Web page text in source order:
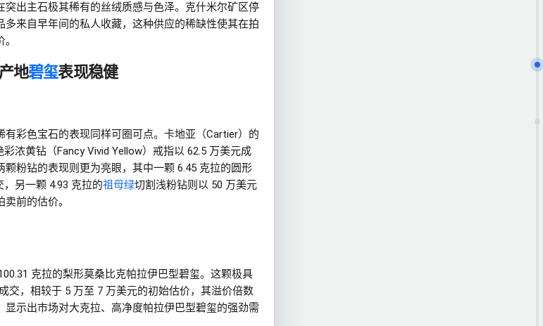
突出主石极其稀有的丝绒质感与色泽。克什米尔矿区停
多来自早年间的私人收藏，这种供应的稀缺性使其在拍
地碧玺表现稳健
有彩色宝石的表现同样可圈可点。卡地亚（Cartier）的
浓黄钻（Fancy Vivid Yellow）戒指以 62.5 万美元成
颗粉钻的表现则更为亮眼，其中一颗 6.45 克拉的圆形
另一颗 4.93 克拉的祖母绿切割浅粉钻则以 50 万美元
前的估价。
克拉的梨形莫桑比克帕拉伊巴型碧玺。这颗极具
交，相较于 5 万至 7 万美元的初始估价，其溢价倍数
显示出市场对大克拉、高净度帕拉伊巴型碧玺的强劲需